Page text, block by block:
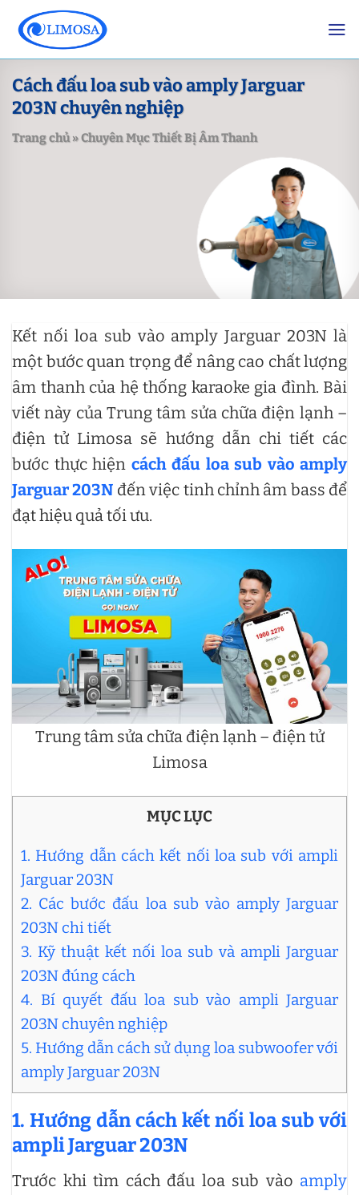
content
Cách đấu loa sub vào amply Jarguar
203N chuyên nghiệp
Trang chủ»Chuyên Mục Thiết Bị Âm Thanh
Kết nối loa sub vào amply Jarguar 203N là
một bước quan trọng để nâng cao chất lượng
âm thanh của hệ thống karaoke gia đình. Bài
viết này của Trung tâm sửa chữa điện lạnh –
điện tử Limosa sẽ hướng dẫn chi tiết các
bước thực hiện cách đấu loa sub vào amply
Jarguar 203N đến việc tinh chỉnh âm bass để
đạt hiệu quả tối ưu.
Trung tâm sửa chữa điện lạnh – điện tử
Limosa
MỤC LỤC
1. Hướng dẫn cách kết nối loa sub với ampli
Jarguar 203N
2. Các bước đấu loa sub vào amply Jarguar
203N chi tiết
3. Kỹ thuật kết nối loa sub và ampli Jarguar
203N đúng cách
4. Bí quyết đấu loa sub vào ampli Jarguar
203N chuyên nghiệp
5. Hướng dẫn cách sử dụng loa subwoofer với
amply Jarguar 203N
1. Hướng dẫn cách kết nối loa sub với
ampli Jarguar 203N
Trước khi tìm cách đấu loa sub vào amply